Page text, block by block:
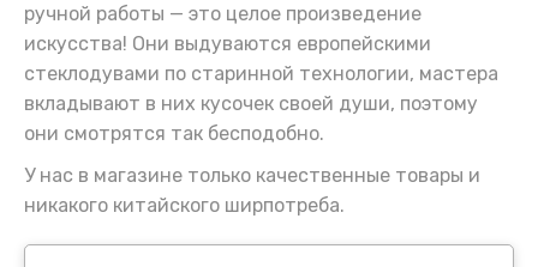
ручной работы — это целое произведение
искусства! Они выдуваются европейскими
стеклодувами по старинной технологии, мастера
вкладывают в них кусочек своей души, поэтому
они смотрятся так бесподобно.
У нас в магазине только качественные товары и
никакого китайского ширпотреба.